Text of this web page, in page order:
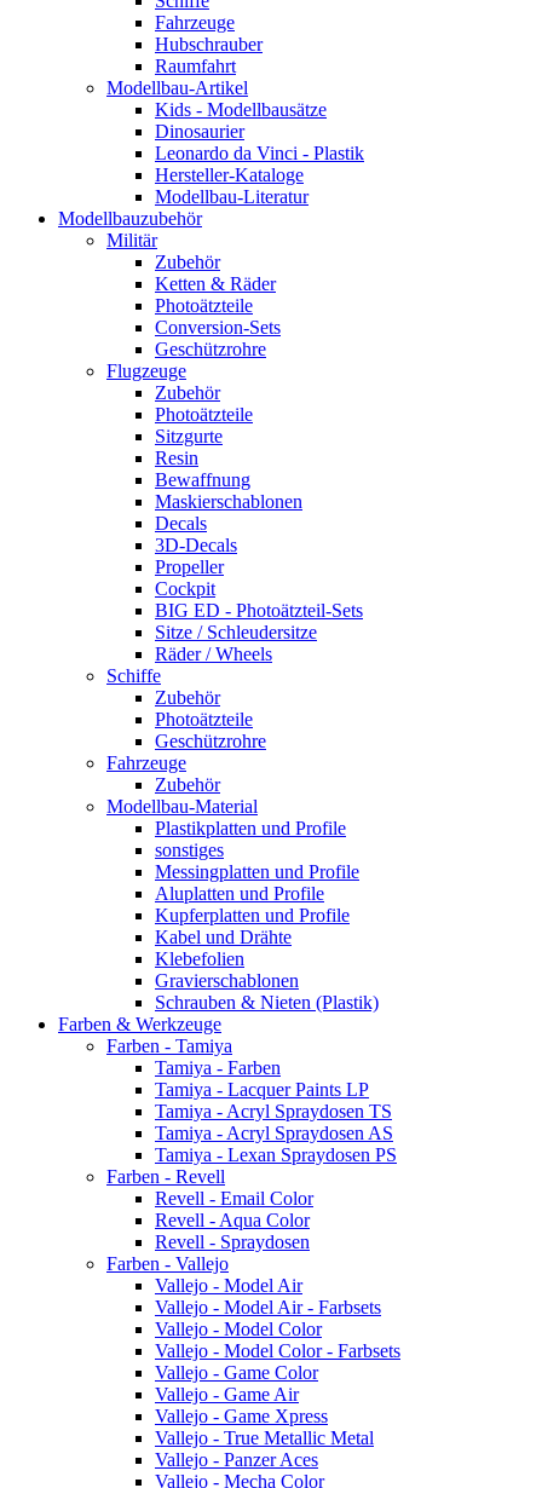
Fahrzeuge
Hubschrauber
Raumfahrt
Modellbau-Artikel
Kids - Modellbausätze
Dinosaurier
Leonardo da Vinci - Plastik
Hersteller-Kataloge
Modellbau-Literatur
Modellbauzubehör
Militär
Zubehör
Ketten & Räder
Photoätzteile
Conversion-Sets
Geschützrohre
Flugzeuge
Zubehör
Photoätzteile
Sitzgurte
Resin
Bewaffnung
Maskierschablonen
Decals
3D-Decals
Propeller
Cockpit
BIG ED - Photoätzteil-Sets
Sitze / Schleudersitze
Räder / Wheels
Schiffe
Zubehör
Photoätzteile
Geschützrohre
Fahrzeuge
Zubehör
Modellbau-Material
Plastikplatten und Profile
sonstiges
Messingplatten und Profile
Aluplatten und Profile
Kupferplatten und Profile
Kabel und Drähte
Klebefolien
Gravierschablonen
Schrauben & Nieten (Plastik)
Farben & Werkzeuge
Farben - Tamiya
Tamiya - Farben
Tamiya - Lacquer Paints LP
Tamiya - Acryl Spraydosen TS
Tamiya - Acryl Spraydosen AS
Tamiya - Lexan Spraydosen PS
Farben - Revell
Revell - Email Color
Revell - Aqua Color
Revell - Spraydosen
Farben - Vallejo
Vallejo - Model Air
Vallejo - Model Air - Farbsets
Vallejo - Model Color
Vallejo - Model Color - Farbsets
Vallejo - Game Color
Vallejo - Game Air
Vallejo - Game Xpress
Vallejo - True Metallic Metal
Vallejo - Panzer Aces
Vallejo - Mecha Color